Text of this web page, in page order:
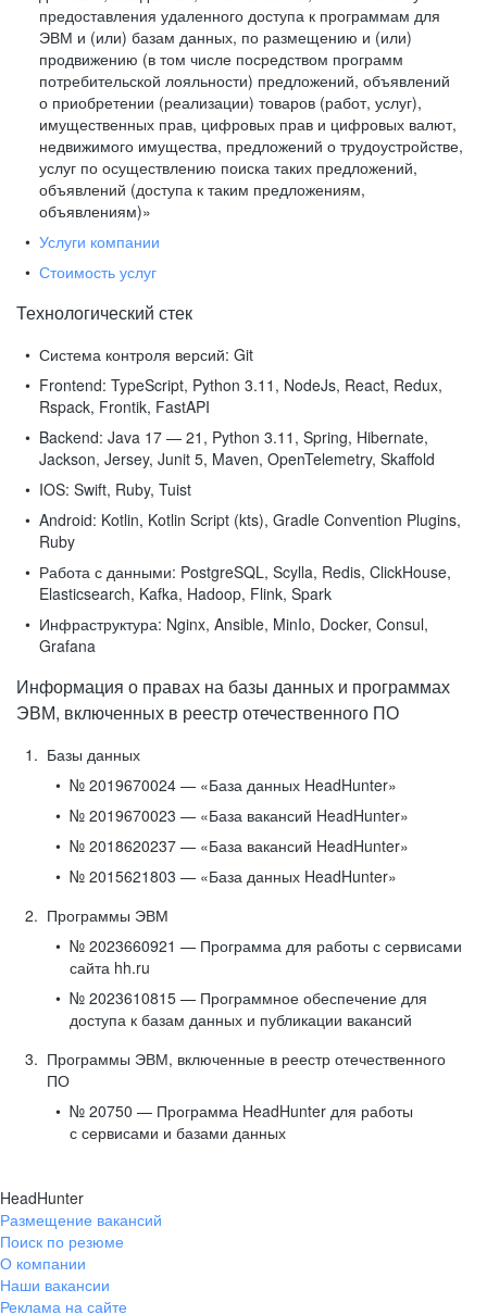
предоставления удаленного доступа к программам для
ЭВМ и (или) базам данных, по размещению и (или)
продвижению (в том числе посредством программ
потребительской лояльности) предложений, объявлений
о приобретении (реализации) товаров (работ, услуг),
имущественных прав, цифровых прав и цифровых валют,
недвижимого имущества, предложений о трудоустройстве,
услуг по осуществлению поиска таких предложений,
объявлений (доступа к таким предложениям,
объявлениям)»
Услуги компании
Стоимость услуг
Технологический стек
Система контроля версий: Git
Frontend: TypeScript, Python 3.11, NodeJs, React, Redux,
Rspack, Frontik, FastAPI
Backend: Java 17 — 21, Python 3.11, Spring, Hibernate,
Jackson, Jersey, Junit 5, Maven, OpenTelemetry, Skaffold
IOS: Swift, Ruby, Tuist
Android: Kotlin, Kotlin Script (kts), Gradle Convention Plugins,
Ruby
Работа с данными: PostgreSQL, Scylla, Redis, ClickHouse,
Elasticsearch, Kafka, Hadoop, Flink, Spark
Инфраструктура: Nginx, Ansible, MinIo, Docker, Consul,
Grafana
Информация о правах на базы данных и программах
ЭВМ, включенных в реестр отечественного ПО
Базы данных
№ 2019670024 — «База данных HeadHunter»
№ 2019670023 — «База вакансий HeadHunter»
№ 2018620237 — «База вакансий HeadHunter»
№ 2015621803 — «База данных HeadHunter»
Программы ЭВМ
№ 2023660921 — Программа для работы с сервисами
сайта hh.ru
№ 2023610815 — Программное обеспечение для
доступа к базам данных и публикации вакансий
Программы ЭВМ, включенные в реестр отечественного
ПО
№ 20750 — Программа HeadHunter для работы
с сервисами и базами данных
HeadHunter
Размещение вакансий
Поиск по резюме
О компании
Наши вакансии
Реклама на сайте